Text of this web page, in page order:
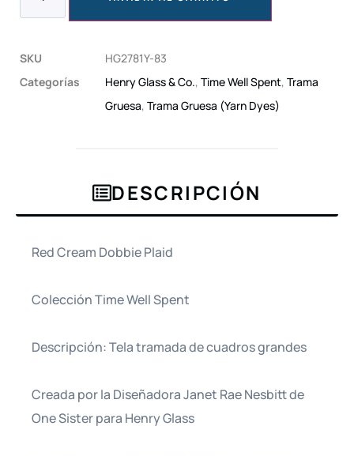
SKU
HG2781Y-83
Categorías
Henry Glass & Co., Time Well Spent, Trama
Gruesa, Trama Gruesa (Yarn Dyes)
DESCRIPCIÓN
Red Cream Dobbie Plaid
Colección Time Well Spent
Descripción: Tela tramada de cuadros grandes
Creada por la Diseñadora Janet Rae Nesbitt de
One Sister para Henry Glass